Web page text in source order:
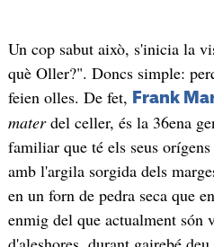
Un cop sabut això, s'inicia la
què Oller?". Doncs simple:
feien olles. De fet, Frank
materdel celler, és la 36ena
familiar que té els seus
amb l'argila sorgida dels
en un forn de pedra seca que
enmig del que actualment són